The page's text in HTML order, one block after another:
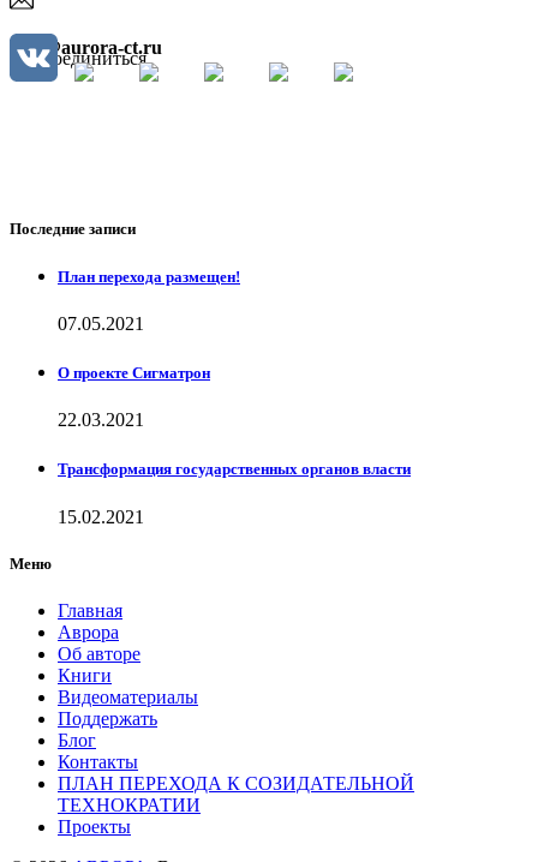
idea@aurora-ct.ru
Присоединиться
Последние записи
План перехода размещен!
07.05.2021
О проекте Сигматрон
22.03.2021
Трансформация государственных органов власти
15.02.2021
Меню
Главная
Аврора
Об авторе
Книги
Видеоматериалы
Поддержать
Блог
Контакты
ПЛАН ПЕРЕХОДА К СОЗИДАТЕЛЬНОЙ
ТЕХНОКРАТИИ
Проекты